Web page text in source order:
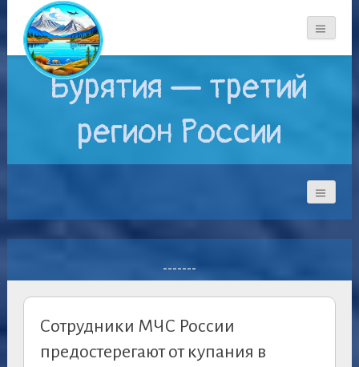
Бурятия — третий
регион России
-------
Сотрудники МЧС России
предостерегают от купания в